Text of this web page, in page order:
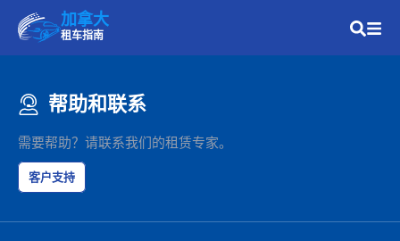
加拿大
租车指南
帮助和联系
需要帮助？请联系我们的租赁专家。
客户支持